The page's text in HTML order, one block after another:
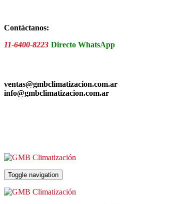
the
Contáctanos:
11-6400-8223 Directo WhatsApp
ventas@gmbclimatizacion.com.ar
info@gmbclimatizacion.com.ar
Toggle navigation